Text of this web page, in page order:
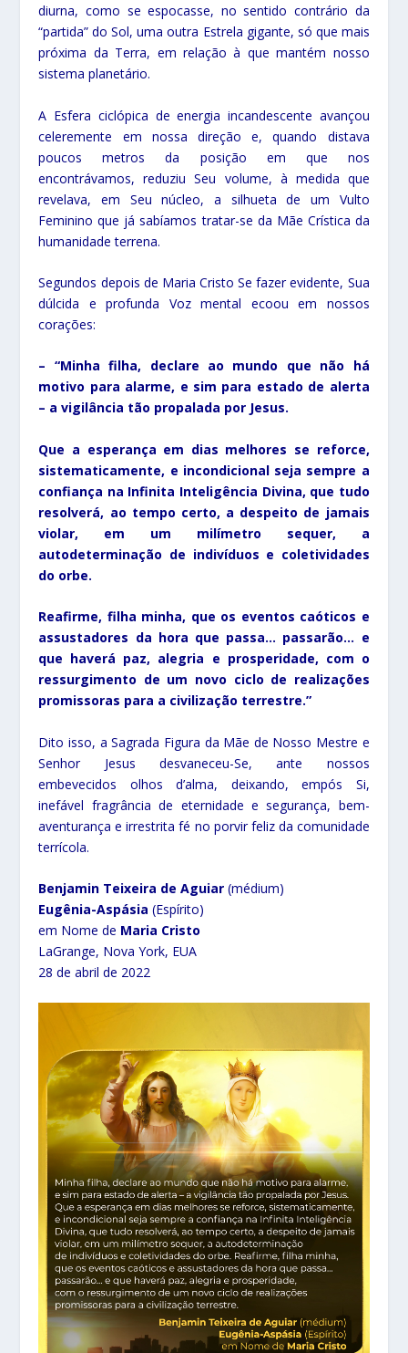
diurna, como se espocasse, no sentido contrário da
“partida” do Sol, uma outra Estrela gigante, só que mais
próxima da Terra, em relação à que mantém nosso
sistema planetário.
A Esfera ciclópica de energia incandescente avançou
celeremente em nossa direção e, quando distava
poucos metros da posição em que nos
encontrávamos, reduziu Seu volume, à medida que
revelava, em Seu núcleo, a silhueta de um Vulto
Feminino que já sabíamos tratar-se da Mãe Crística da
humanidade terrena.
Segundos depois de Maria Cristo Se fazer evidente, Sua
dúlcida e profunda Voz mental ecoou em nossos
corações:
– “Minha filha, declare ao mundo que não há
motivo para alarme, e sim para estado de alerta
– a vigilância tão propalada por Jesus.
Que a esperança em dias melhores se reforce,
sistematicamente, e incondicional seja sempre a
confiança na Infinita Inteligência Divina, que tudo
resolverá, ao tempo certo, a despeito de jamais
violar, em um milímetro sequer, a
autodeterminação de indivíduos e coletividades
do orbe.
Reafirme, filha minha, que os eventos caóticos e
assustadores da hora que passa… passarão… e
que haverá paz, alegria e prosperidade, com o
ressurgimento de um novo ciclo de realizações
promissoras para a civilização terrestre.”
Dito isso, a Sagrada Figura da Mãe de Nosso Mestre e
Senhor Jesus desvaneceu-Se, ante nossos
embevecidos olhos d’alma, deixando, empós Si,
inefável fragrância de eternidade e segurança, bem-
aventurança e irrestrita fé no porvir feliz da comunidade
terrícola.
Benjamin Teixeira de Aguiar (médium)
Eugênia-Aspásia(Espírito)
em Nome de Maria Cristo
LaGrange, Nova York, EUA
28 de abril de 2022